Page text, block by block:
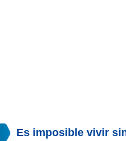
Es imposible vivir